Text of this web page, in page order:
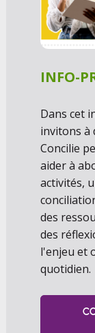
INFO-
Dans cet
invitons à
Concilie
aider à
activités,
des
des
l'enjeu et
quotidien.